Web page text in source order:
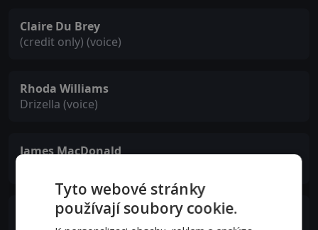
Claire Du Brey
(credit only) (voice)
Rhoda Williams
Drizella (voice)
James MacDonald
Helene Stanley
Tyto webové stránky
používají soubory cookie.